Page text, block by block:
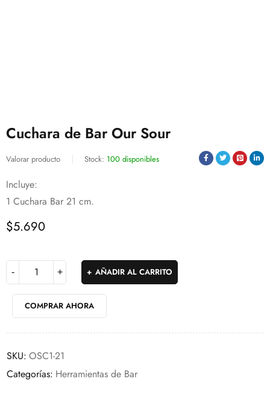
Cuchara de Bar Our Sour
Valorar producto Stock: 100 disponibles
Incluye:
1 Cuchara Bar 21 cm.
$5.690
AÑADIR AL CARRITO
COMPRAR AHORA
SKU: OSC1-21
Categorías: Herramientas de Bar